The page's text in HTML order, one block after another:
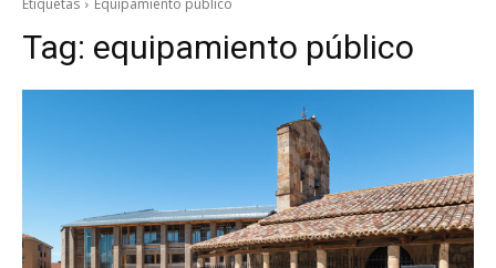
Etiquetas Equipamiento público
Tag: equipamiento público